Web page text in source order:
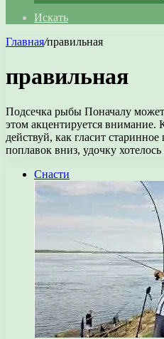
Искать
Главная/правильная
правильная
Подсечка рыбы Поначалу
этом акцентируется внимание.
действуй, как гласит
поплавок вниз, удочку
Снасти